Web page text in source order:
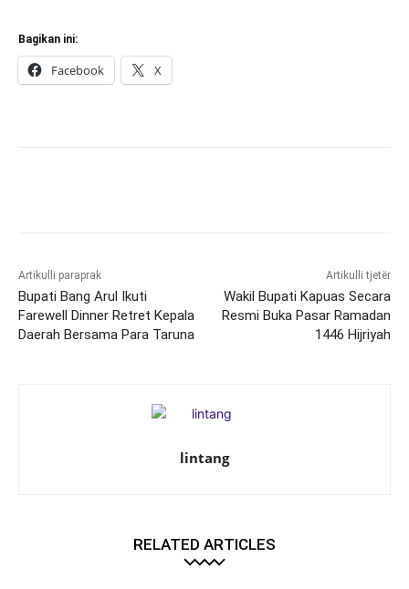
Bagikan ini:
Facebook X
Artikulli paraprak
Bupati Bang Arul Ikuti
Farewell Dinner Retret Kepala
Daerah Bersama Para Taruna
Artikulli tjetër
Wakil Bupati Kapuas Secara
Resmi Buka Pasar Ramadan
1446 Hijriyah
lintang
RELATED ARTICLES